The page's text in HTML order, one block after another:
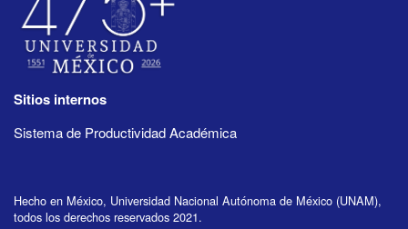
Sitios internos
Sistema de Productividad Académica
Hecho en México, Universidad Nacional Autónoma de México (UNAM),
todos los derechos reservados 2021.